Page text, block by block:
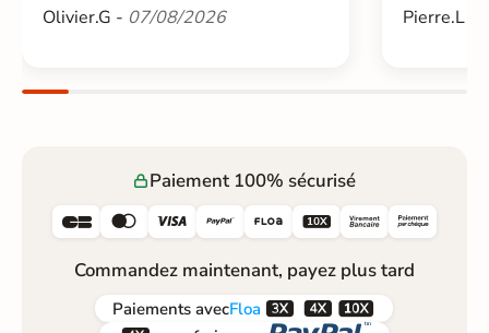
Olivier.G - 07/08/2026 Pierre.L -
Paiement 100% sécurisé
     
Commandez maintenant, payez plus tard
Paiements avecFloa  